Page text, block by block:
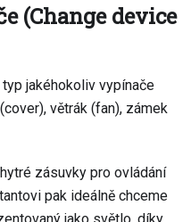
(Change device
jakéhokoliv vypínače
větrák (fan), zámek
zásuvky pro ovládání
pak ideálně chceme